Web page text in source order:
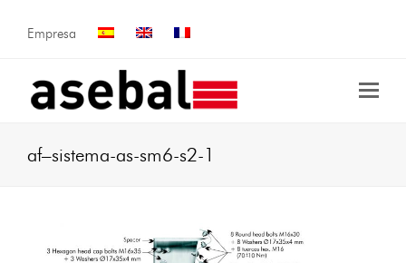
Empresa
af–sistema-as-sm6-s2-1